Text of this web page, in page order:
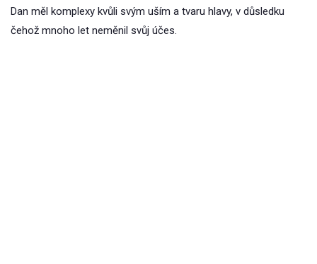
Dan měl komplexy kvůli svým uším a tvaru hlavy, v důsledku
čehož mnoho let neměnil svůj účes.